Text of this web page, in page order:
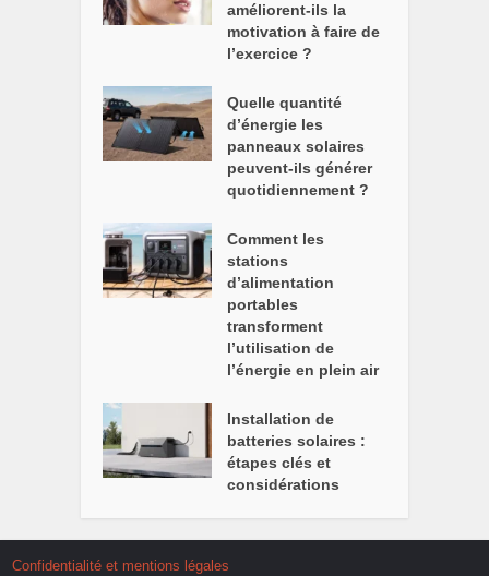
améliorent-ils la
motivation à faire de
l’exercice ?
Quelle quantité
d’énergie les
panneaux solaires
peuvent-ils générer
quotidiennement ?
Comment les
stations
d’alimentation
portables
transforment
l’utilisation de
l’énergie en plein air
Installation de
batteries solaires :
étapes clés et
considérations
Confidentialité et mentions légales